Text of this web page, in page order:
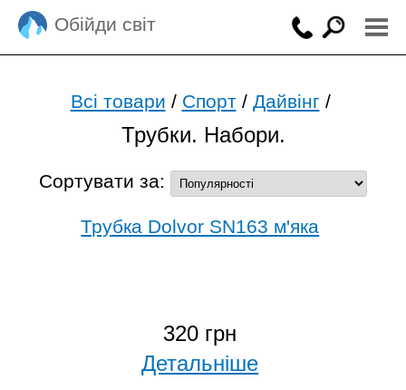
Обійди світ
Всі товари / Спорт/ Дайвінг /
Трубки. Набори.
Сортувати за:
Трубка Dolvor SN163 м'яка
320 грн
Детальніше